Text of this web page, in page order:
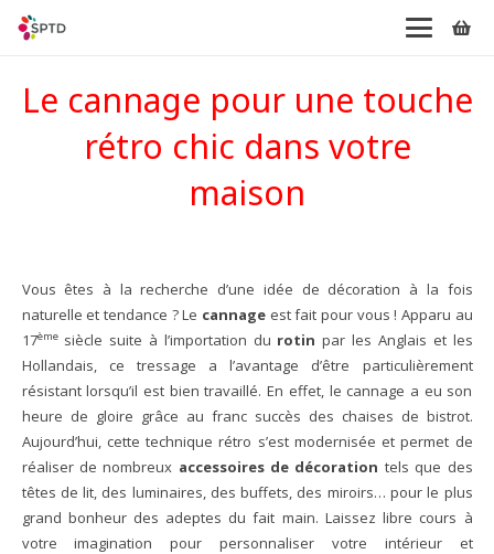
Le cannage pour une touche
rétro chic dans votre
maison
Vous êtes à la recherche d’une idée de décoration à la fois
naturelle et tendance ? Le cannageest fait pour vous ! Apparu au
17èmesiècle suite à l’importation du rotin par les Anglais et les
Hollandais, ce tressage a l’avantage d’être particulièrement
résistant lorsqu’il est bien travaillé. En effet, le cannage a eu son
heure de gloire grâce au franc succès des chaises de bistrot.
Aujourd’hui, cette technique rétro s’est modernisée et permet de
réaliser de nombreux accessoires de décoration tels que des
têtes de lit, des luminaires, des buffets, des miroirs… pour le plus
grand bonheur des adeptes du fait main. Laissez libre cours à
votre imagination pour personnaliser votre intérieur et